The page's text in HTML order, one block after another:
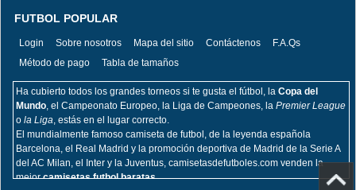
FUTBOL POPULAR
Login Sobre nosotros Mapa del sitio Contáctenos
F.A.Qs
Método de pago
Tabla de tamaños
Ha cubierto todos los grandes torneos si te gusta el fútbol, la Copa del
Mundo, el Campeonato Europeo, la Liga de Campeones, la Premier League
o la Liga, estás en el lugar correcto.
El mundialmente famoso camiseta de futbol, de la leyenda española
Barcelona, el Real Madrid y la promoción deportiva de Madrid de la Serie A
del AC Milan, el Inter y la Juventus, camisetasdefutboles.com venden la
mejorcamisetas futbol baratas.